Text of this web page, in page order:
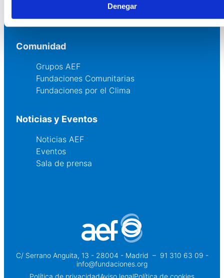
Denegar
Formación y eventos
Convocatoria de Fundaciones
Comunidad
Grupos AEF
Fundaciones Comunitarias
Fundaciones por el Clima
Noticias y Eventos
Noticias AEF
Eventos
Sala de prensa
C/ Serrano Anguita, 13 - 28004 - Madrid – 91 310 63 09 -
info@fundaciones.org
Política de privacidadAviso legalPolítica de cookies